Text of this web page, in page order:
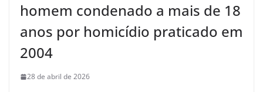
homem condenado a mais de 18
anos por homicídio praticado em
2004
28 de abril de 2026